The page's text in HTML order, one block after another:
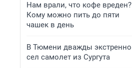
Нам врали, что кофе вреден?
Кому можно пить до пяти
чашек в день
В Тюмени дважды экстренно
сел самолет из Сургута